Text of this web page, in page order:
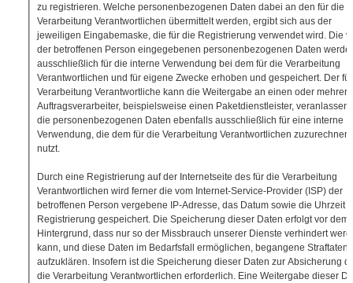
zu registrieren. Welche personenbezogenen Daten dabei an den für die
Verarbeitung Verantwortlichen übermittelt werden, ergibt sich aus der
jeweiligen Eingabemaske, die für die Registrierung verwendet wird. Die
der betroffenen Person eingegebenen personenbezogenen Daten
ausschließlich für die interne Verwendung bei dem für die Verarbeitung
Verantwortlichen und für eigene Zwecke erhoben und gespeichert. Der
Verarbeitung Verantwortliche kann die Weitergabe an einen oder mehrere
Auftragsverarbeiter, beispielsweise einen Paketdienstleister,
die personenbezogenen Daten ebenfalls ausschließlich für eine interne
Verwendung, die dem für die Verarbeitung Verantwortlichen zuzurechnen
nutzt.
Durch eine Registrierung auf der Internetseite des für die Verarbeitung
Verantwortlichen wird ferner die vom Internet-Service-Provider (ISP) der
betroffenen Person vergebene IP-Adresse, das Datum sowie die Uhrzeit
Registrierung gespeichert. Die Speicherung dieser Daten erfolgt vor dem
Hintergrund, dass nur so der Missbrauch unserer Dienste verhindert
kann, und diese Daten im Bedarfsfall ermöglichen, begangene Straftaten
aufzuklären. Insofern ist die Speicherung dieser Daten zur Absicherung
die Verarbeitung Verantwortlichen erforderlich. Eine Weitergabe dieser